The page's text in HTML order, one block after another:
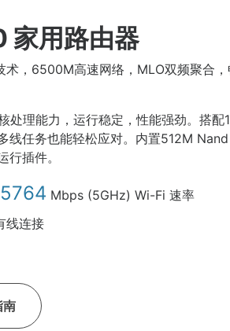
用路由器
，6500M高速网络，MLO双频聚合
处理能力，运行稳定，性能强劲。搭配
线任务也能轻松应对。内置512M
插件。
5764 Mbps (5GHz) Wi-Fi 速率
线连接
南